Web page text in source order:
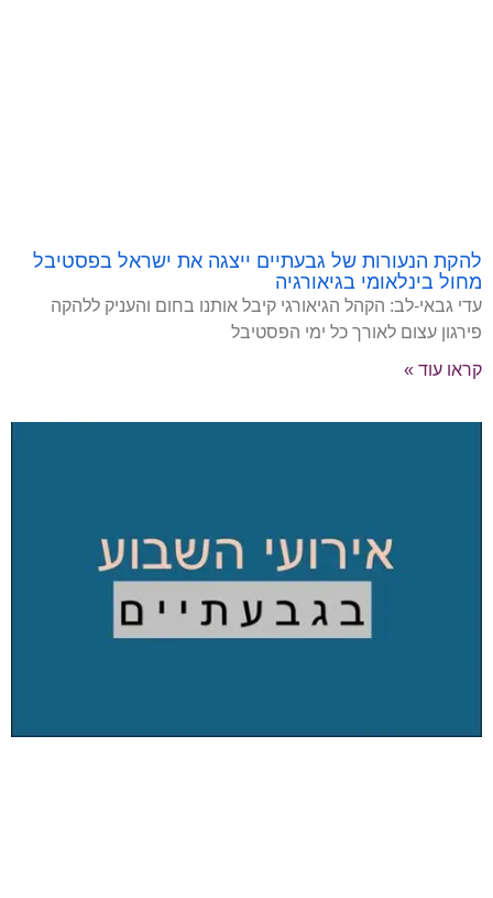
להקת הנעורות של גבעתיים ייצגה את ישראל בפסטיבל
מחול בינלאומי בגיאורגיה
עדי גבאי-לב: הקהל הגיאורגי קיבל אותנו בחום והעניק ללהקה
פירגון עצום לאורך כל ימי הפסטיבל
קראו עוד »